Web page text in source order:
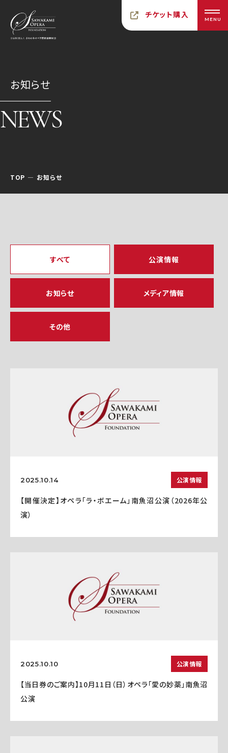
チケット購入 MENU
お知らせ
NEWS
TOP お知らせ
すべて 公演情報
お知らせ メディア情報
その他
2025.10.14 公演情報
【開催決定】オペラ「ラ・ボエーム」南魚沼公演（2026年公
演）
2025.10.10 公演情報
【当日券のご案内】10月11日（日）オペラ「愛の妙薬」南魚沼
公演